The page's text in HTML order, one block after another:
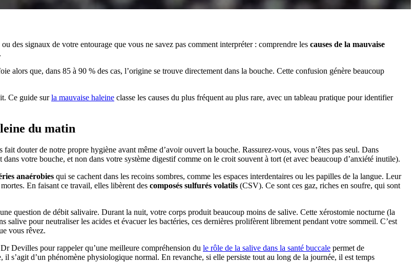
des signaux de votre entourage que vous ne savez pas comment interpréter : comprendre les causes de la mauvaise
alors que, dans 85 à 90 % des cas, l’origine se trouve directement dans la bouche. Cette confusion génère beaucoup
Ce guide surla mauvaise haleine classe les causes du plus fréquent au plus rare, avec un tableau pratique pour identifier
du matin
douter de notre propre hygiène avant même d’avoir ouvert la bouche. Rassurez-vous, vous n’êtes pas seul. Dans
dans votre bouche, et non dans votre système digestif comme on le croit souvent à tort (et avec beaucoup d’anxiété inutile).
anaérobies qui se cachent dans les recoins sombres, comme les espaces interdentaires ou les papilles de la langue. Leur
En faisant ce travail, elles libèrent des composés sulfurés volatils (CSV). Ce sont ces gaz, riches en soufre, qui sont
question de débit salivaire. Durant la nuit, votre corps produit beaucoup moins de salive. Cette xérostomie nocturne (la
salive pour neutraliser les acides et évacuer les bactéries, ces dernières prolifèrent librement pendant votre sommeil. C’est
vous rêvez.
Devilles pour rappeler qu’une meilleure compréhension du le rôle de la salive dans la santé buccale permet de
s’agit d’un phénomène physiologique normal. En revanche, si elle persiste tout au long de la journée, il est temps